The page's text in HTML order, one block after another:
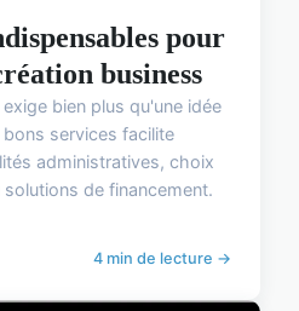
pour
business
bien plus qu'une idée
services facilite
administratives, choix
de financement.
4 min de lecture →